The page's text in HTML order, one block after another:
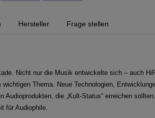
Hersteller Frage stellen
Nicht nur die Musik entwickelte sich – auch
Thema. Neue Technologien,
Audioprodukten, die „Kult-Status“ erreichen sollten.
für Audiophile.